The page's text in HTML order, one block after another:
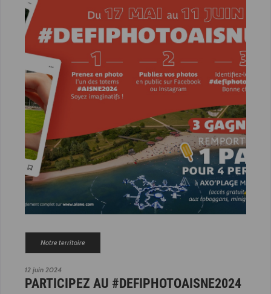
12 juin 2024
Notre territoire
PARTICIPEZ AU #DEFIPHOTOAISNE2024